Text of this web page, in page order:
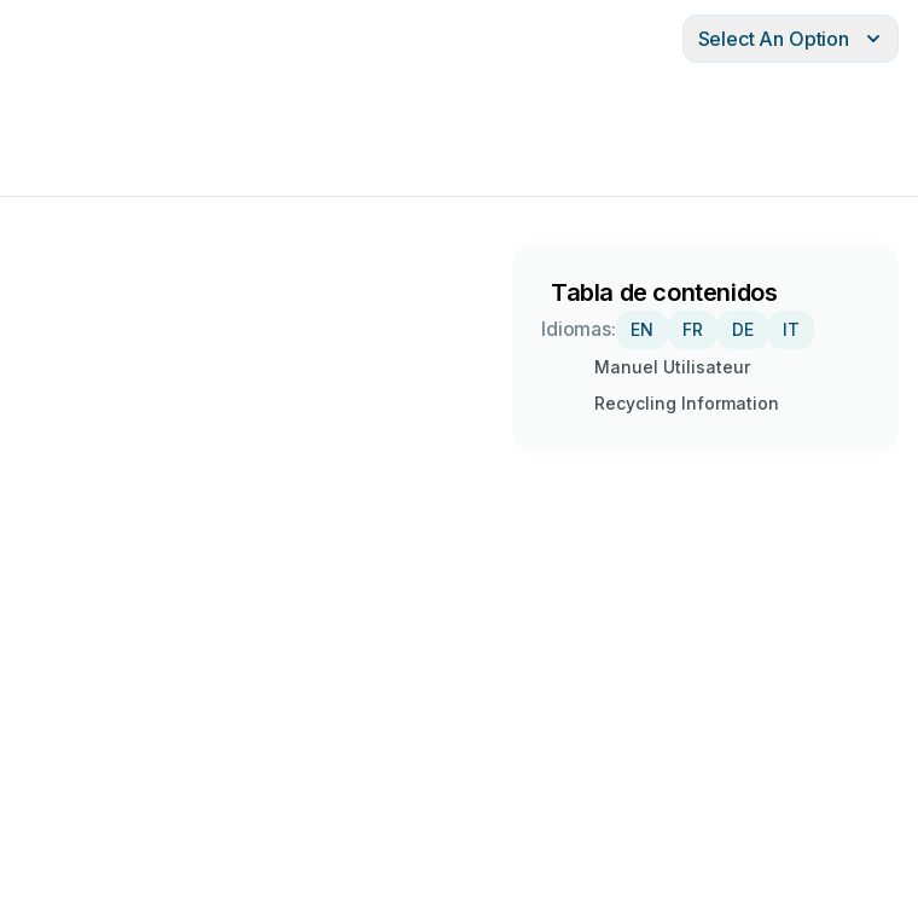
Select An Option
Tabla de contenidos
Idiomas: EN FR DE
IT
Manuel Utilisateur
Recycling Information